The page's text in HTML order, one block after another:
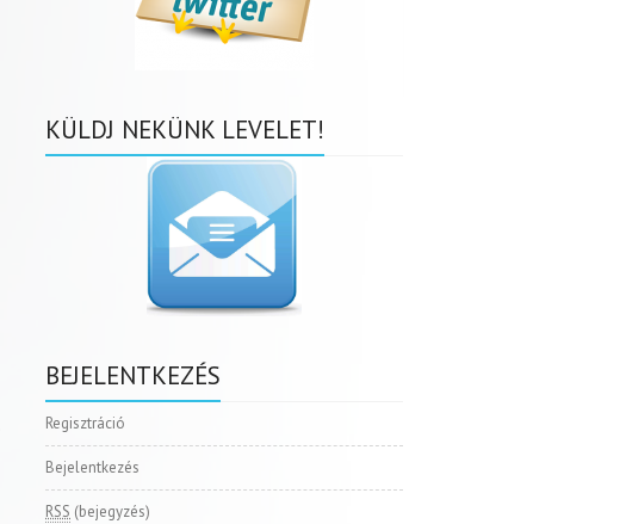
KÜLDJ NEKÜNK LEVELET!
BEJELENTKEZÉS
Regisztráció
Bejelentkezés
RSS (bejegyzés)